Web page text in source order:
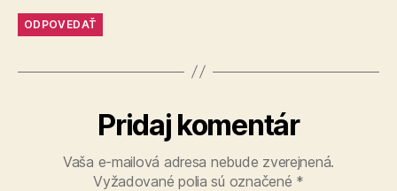
ODPOVEDAŤ
Pridaj komentár
Vaša e-mailová adresa nebude zverejnená.
Vyžadované polia sú označené *